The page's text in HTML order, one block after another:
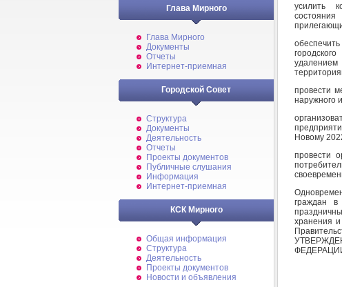
Глава Мирного
Глава Мирного
Документы
Отчеты
Интернет-приемная
Городской Совет
Структура
Документы
Деятельность
Отчеты
Проекты документов
Публичные слушания
Информация
Интернет-приемная
КСК Мирного
Общая информация
Структура
Деятельность
Проекты документов
Новости и объявления
усилить
провести
наружного
Новому
провести
граждан в
хранения